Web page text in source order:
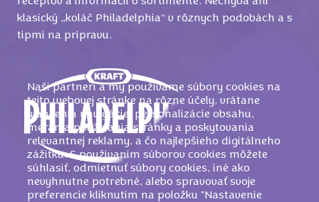
klasický „koláč Philadelphia“ v rôznych podobách a s
tipmi na prípravu.
Naši partneri a my používame súbory cookies na
tejto webovej stránke na rôzne účely, vrátane
uľahčenia navigácie, personalizácie obsahu,
merania používania stránky a poskytovania
relevantnej reklamy, a čo najlepšieho digitálneho
zážitku. S používaním súborov cookies môžete
súhlasiť, odmietnuť súbory cookies, iné ako
nevyhnutne potrebné, alebo spravovať svoje
preferencie kliknutím na položku "Nastavenie